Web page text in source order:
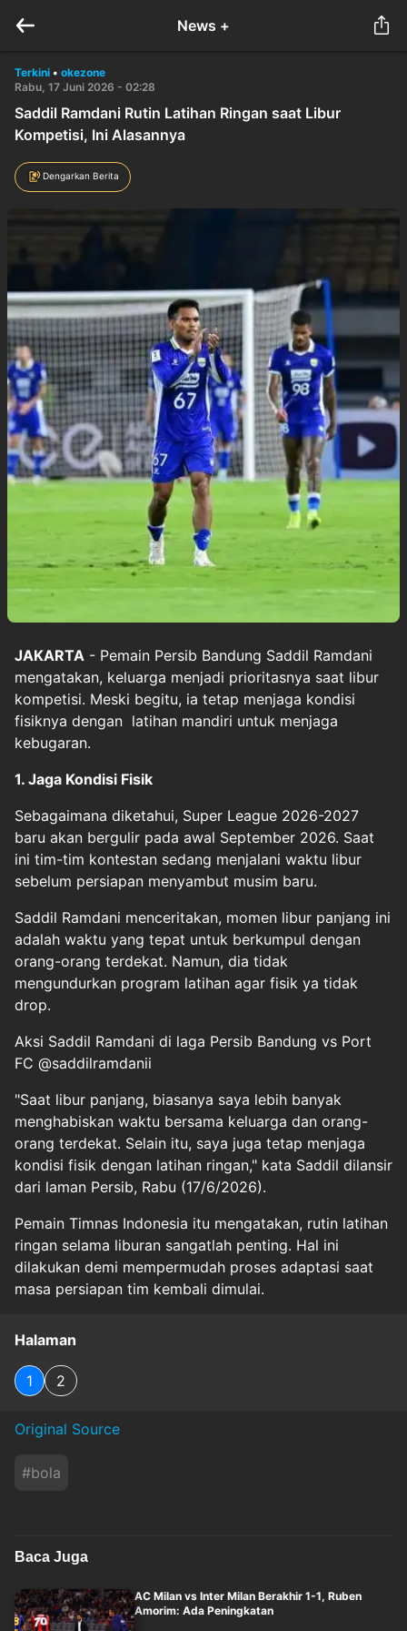
News +
Terkini • okezone
Rabu, 17 Juni 2026 - 02:28
Saddil Ramdani Rutin Latihan Ringan saat Libur
Kompetisi, Ini Alasannya
Dengarkan Berita
JAKARTA - Pemain Persib Bandung Saddil Ramdani
mengatakan, keluarga menjadi prioritasnya saat libur
kompetisi. Meski begitu, ia tetap menjaga kondisi
fisiknya dengan latihan mandiri untuk menjaga
kebugaran.
1. Jaga Kondisi Fisik
Sebagaimana diketahui, Super League 2026-2027
baru akan bergulir pada awal September 2026. Saat
ini tim-tim kontestan sedang menjalani waktu libur
sebelum persiapan menyambut musim baru.
Saddil Ramdani menceritakan, momen libur panjang ini
adalah waktu yang tepat untuk berkumpul dengan
orang-orang terdekat. Namun, dia tidak
mengundurkan program latihan agar fisik ya tidak
drop.
Aksi Saddil Ramdani di laga Persib Bandung vs Port
FC @saddilramdanii
"Saat libur panjang, biasanya saya lebih banyak
menghabiskan waktu bersama keluarga dan orang-
orang terdekat. Selain itu, saya juga tetap menjaga
kondisi fisik dengan latihan ringan," kata Saddil dilansir
dari laman Persib, Rabu (17/6/2026).
Pemain Timnas Indonesia itu mengatakan, rutin latihan
ringan selama liburan sangatlah penting. Hal ini
dilakukan demi mempermudah proses adaptasi saat
masa persiapan tim kembali dimulai.
Halaman
1 2
Original Source
#bola
Baca Juga
AC Milan vs Inter Milan Berakhir 1-1, Ruben
Amorim: Ada Peningkatan